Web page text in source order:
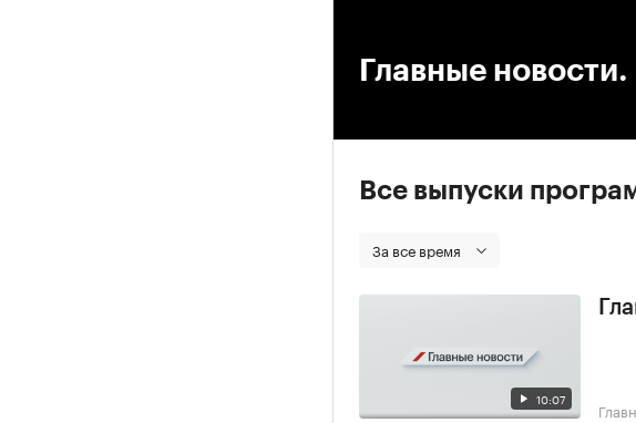
Главные
Все выпуски
За все время
10:07